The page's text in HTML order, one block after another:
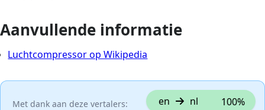
Aanvullende informatie
Luchtcompressor op Wikipedia
Met dank aan deze vertalers: en nl 100%